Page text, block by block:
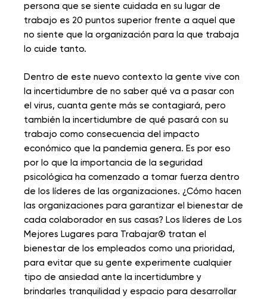
persona que se siente cuidada en su lugar de
trabajo es 20 puntos superior frente a aquel que
no siente que la organización para la que trabaja
lo cuide tanto.
Dentro de este nuevo contexto la gente vive con
la incertidumbre de no saber qué va a pasar con
el virus, cuanta gente más se contagiará, pero
también la incertidumbre de qué pasará con su
trabajo como consecuencia del impacto
económico que la pandemia genera. Es por eso
por lo que la importancia de la seguridad
psicológica ha comenzado a tomar fuerza dentro
de los líderes de las organizaciones. ¿Cómo hacen
las organizaciones para garantizar el bienestar de
cada colaborador en sus casas? Los líderes de Los
Mejores Lugares para Trabajar® tratan el
bienestar de los empleados como una prioridad,
para evitar que su gente experimente cualquier
tipo de ansiedad ante la incertidumbre y
brindarles tranquilidad y espacio para desarrollar